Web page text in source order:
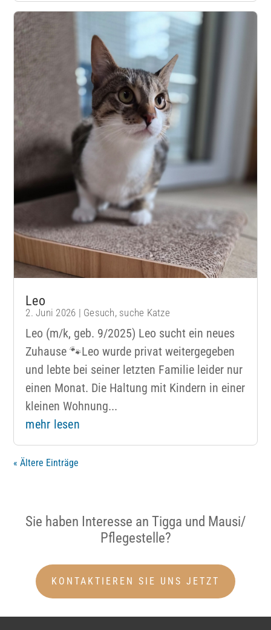
Leo
2. Juni 2026 | Gesuch, suche Katze
Leo (m/k, geb. 9/2025) Leo sucht ein neues
Zuhause 🐾Leo wurde privat weitergegeben
und lebte bei seiner letzten Familie leider nur
einen Monat. Die Haltung mit Kindern in einer
kleinen Wohnung...
mehr lesen
« Ältere Einträge
Sie haben Interesse an Tigga und Mausi/
Pflegestelle?
KONTAKTIEREN SIE UNS JETZT